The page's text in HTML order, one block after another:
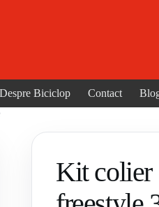
Despre Biciclop Contact
Kit colier